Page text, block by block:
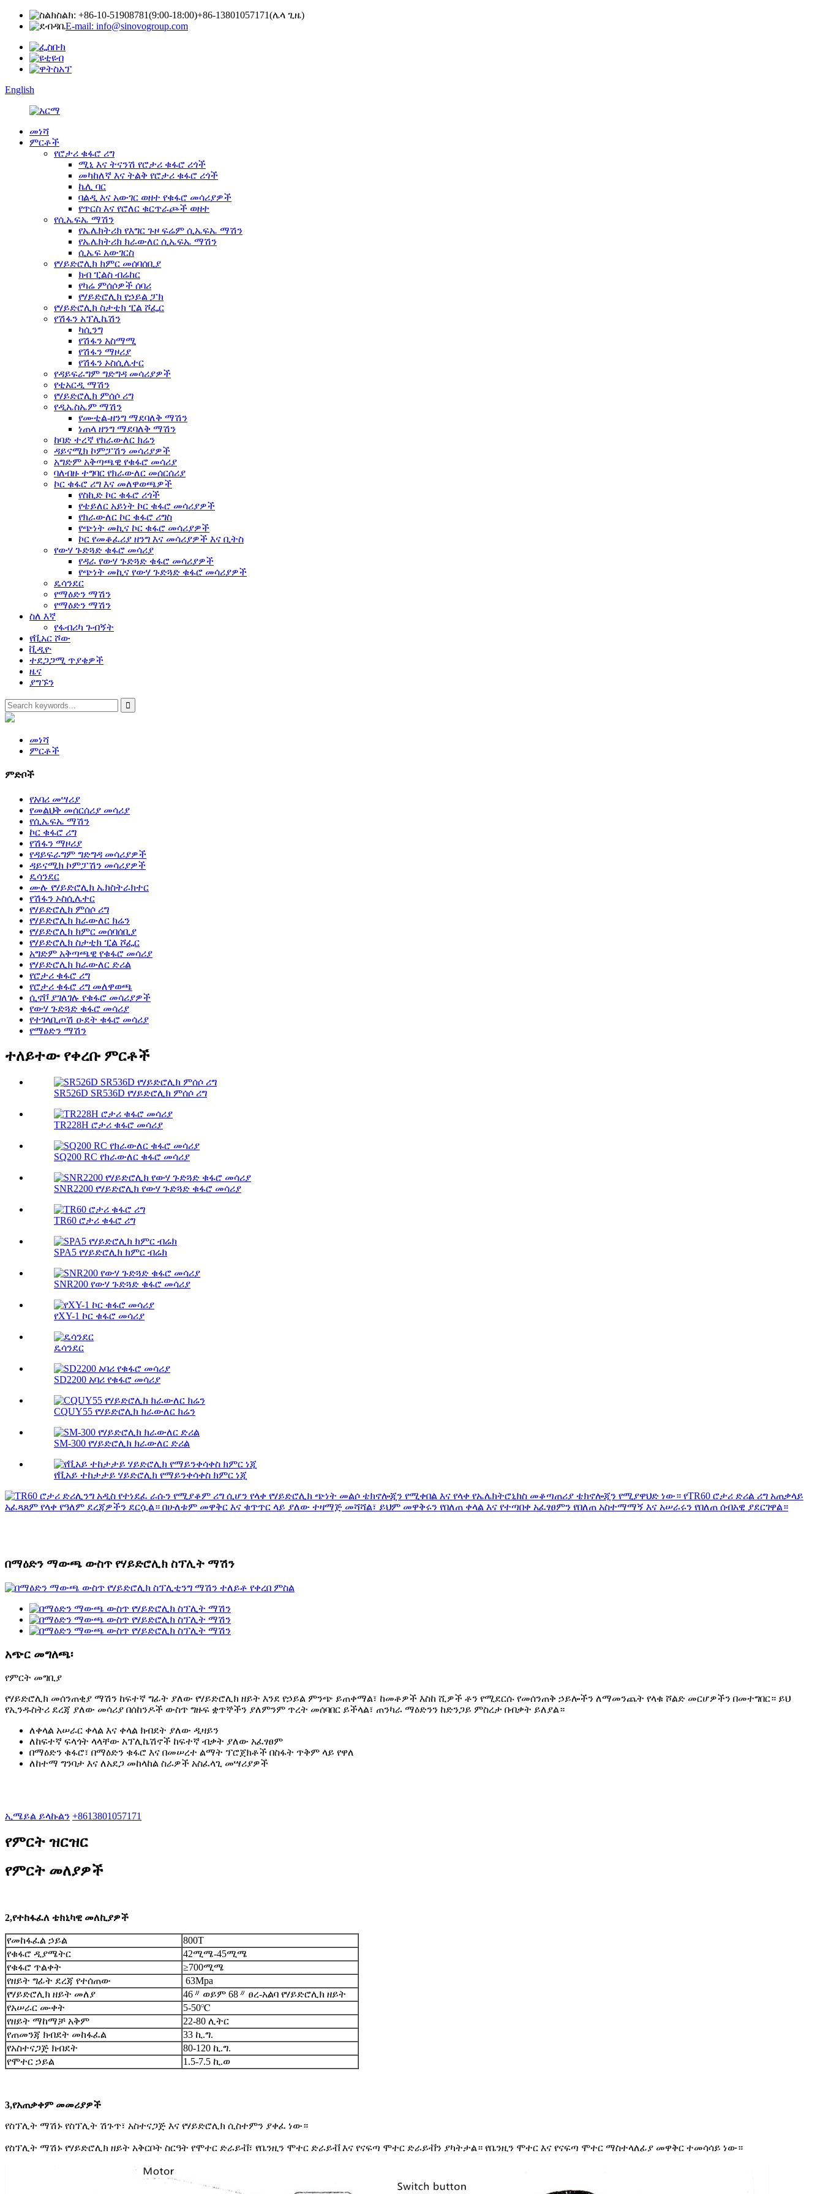
ስልክ: +86-10-51908781(9:00-18:00)+86-13801057171(ሌላ ጊዜ)
E-mail: info@sinovogroup.com
English
መነሻ
ምርቶች
የሮታሪ ቁፋሮ ሪግ
ሚኒ እና ትናንሽ የሮታሪ ቁፋሮ ሪጎች
መካከለኛ እና ትልቅ የሮታሪ ቁፋሮ ሪጎች
ኬሊ ባር
ባልዲ እና አውገር ወዘተ የቁፋሮ መሳሪያዎች
የጥርስ እና የሮለር ቁርጥራጮች ወዘተ
የሲኤፍኤ ማሽን
የኤሌክትሪክ የእግር ጉዞ ፍሬም ሲኤፍኤ ማሽን
የኤሌክትሪክ ክራውለር ሲኤፍኤ ማሽን
ሲኤፍ አውገርስ
የሃይድሮሊክ ክምር መሰባሰቢያ
ክብ ፒልስ ብሬከር
የካሬ ምሰሶዎች ሰባሪ
የሃይድሮሊክ የኃይል ፓክ
የሃይድሮሊክ ስታቲክ ፒል ሾፌር
የሽፋን አፕሊኬሽን
ካሲንግ
የሽፋን አስማሚ
የሽፋን ማዞሪያ
የሽፋን ኦስሲሌተር
የዳይፍራግም ግድግዳ መሳሪያዎች
የቲአርዲ ማሽን
የሃይድሮሊክ ምሰሶ ሪግ
የዲኤስኤም ማሽን
የሙቲል-ዘንግ ማደባለቅ ማሽን
ነጠላ ዘንግ ማደባለቅ ማሽን
ከባድ ተረኛ የክራውለር ክሬን
ዳይናሚክ ኮምፓሽን መሳሪያዎች
አግድም አቅጣጫዊ የቁፋሮ መሳሪያ
ባለብዙ ተግባር የክራውለር መሰርሰሪያ
ኮር ቁፋሮ ሪግ እና መለዋወጫዎች
የስኪድ ኮር ቁፋሮ ሪጎች
የቴይለር አይነት ኮር ቁፋሮ መሳሪያዎች
የክራውለር ኮር ቁፋሮ ሪግስ
የጭነት መኪና ኮር ቁፋሮ መሳሪያዎች
ኮር የመቆፈሪያ ዘንግ እና መሳሪያዎች እና ቢትስ
የውሃ ጉድጓድ ቁፋሮ መሳሪያ
የዳራ የውሃ ጉድጓድ ቁፋሮ መሳሪያዎች
የጭነት መኪና የውሃ ጉድጓድ ቁፋሮ መሳሪያዎች
ዴሳንደር
የማዕድን ማሽን
የማዕድን ማሽን
ስለ እኛ
የፋብሪካ ጉብኝት
የቪአር ሾው
ቪዲዮ
ተደጋጋሚ ጥያቄዎች
ዜና
ያግኙን
መነሻ
ምርቶች
ምድቦች
የአባሪ መሣሪያ
የመልህቅ መሰርሰሪያ መሳሪያ
የሲኤፍኤ ማሽን
ኮር ቁፋሮ ሪግ
የሽፋን ማዞሪያ
የዳይፍራግም ግድግዳ መሳሪያዎች
ዳይናሚክ ኮምፓሽን መሳሪያዎች
ዴሳንደር
ሙሉ የሃይድሮሊክ ኤክስትራክተር
የሽፋን ኦስሲሌተር
የሃይድሮሊክ ምሰሶ ሪግ
የሃይድሮሊክ ክራውለር ክሬን
የሃይድሮሊክ ክምር መሰባሰቢያ
የሃይድሮሊክ ስታቲክ ፒል ሾፌር
አግድም አቅጣጫዊ የቁፋሮ መሳሪያ
የሃይድሮሊክ ክራውለር ድሪል
የሮታሪ ቁፋሮ ሪግ
የሮታሪ ቁፋሮ ሪግ መለዋወጫ
ሲኖቮ ያገለገሉ የቁፋሮ መሳሪያዎች
የውሃ ጉድጓድ ቁፋሮ መሳሪያ
የተገላቢጦሽ ዑደት ቁፋሮ መሳሪያ
የማዕድን ማሽን
ተለይተው የቀረቡ ምርቶች
SR526D SR536D የሃይድሮሊክ ምሰሶ ሪግ
TR228H ሮታሪ ቁፋሮ መሳሪያ
SQ200 RC የክራውለር ቁፋሮ መሳሪያ
SNR2200 የሃይድሮሊክ የውሃ ጉድጓድ ቁፋሮ መሳሪያ
TR60 ሮታሪ ቁፋሮ ሪግ
SPA5 የሃይድሮሊክ ክምር ብሬክ
SNR200 የውሃ ጉድጓድ ቁፋሮ መሳሪያ
የXY-1 ኮር ቁፋሮ መሳሪያ
ዴሳንደር
SD2200 አባሪ የቁፋሮ መሳሪያ
CQUY55 የሃይድሮሊክ ክራውለር ክሬን
SM-300 የሃይድሮሊክ ክራውለር ድሪል
የቪአይ ተከታታይ ሃይድሮሊክ የማይንቀሳቀስ ክምር ነጂ
በማዕድን ማውጫ ውስጥ የሃይድሮሊክ ስፕሊት ማሽን
አጭር መግለጫ፡
የምርት መግቢያ
የሃይድሮሊክ መሰንጠቂያ ማሽን ከፍተኛ ግፊት ያለው የሃይድሮሊክ ዘይት እንደ የኃይል ምንጭ ይጠቀማል፣ ከመቶዎች እስከ ሺዎች ቶን የሚደርሱ የመሰንጠቅ ኃይሎችን ለማመንጨት የላቁ ሾልድ መርሆዎችን በመተግበር። ይህ
የኢንዱስትሪ ደረጃ ያለው መሳሪያ በሰከንዶች ውስጥ ግዙፍ ቋጥኞችን ያለምንም ጥረት መሰባበር ይችላል፣ ጠንካራ ማዕድንን ከድንጋይ ምስረታ በብቃት ይለያል።
ለቀላል አሠራር ቀላል እና ቀላል ክብደት ያለው ዲዛይን
ለከፍተኛ ፍላጎት ላላቸው አፕሊኬሽኖች ከፍተኛ ብቃት ያለው አፈፃፀም
በማዕድን ቁፋሮ፣ በማዕድን ቁፋሮ እና በመሠረተ ልማት ፕሮጀክቶች በስፋት ጥቅም ላይ የዋለ
ለከተማ ግንባታ እና ለአደጋ መከላከል ስራዎች አስፈላጊ መሣሪያዎች
ኢሜይል ይላኩልን +8613801057171
የምርት ዝርዝር
የምርት መለያዎች
2,የተከፋፈለ ቴክኒካዊ መለኪያዎች
የመከፋፈል ኃይል
800T
የቁፋሮ ዲያሜትር
42ሚሜ-45ሚሜ
የቁፋሮ ጥልቀት
≥700ሚሜ
የዘይት ግፊት ደረጃ የተሰጠው
63Mpa
የሃይድሮሊክ ዘይት መለያ
46 〃 ወይም 68 〃 ፀረ-አልባ የሃይድሮሊክ ዘይት
የአሠራር ሙቀት
5-50℃
የዘይት ማከማቻ አቅም
22-80 ሊትር
የጠመንጃ ክብደት መከፋፈል
33 ኪ.ግ.
የአስተናጋጅ ክብደት
80-120 ኪ.ግ.
የሞተር ኃይል
1.5-7.5 ኪ.ወ
3,የአጠቃቀም መመሪያዎች
የስፕሊት ማሽኑ የስፕሊት ሽጉጥ፣ አስተናጋጅ እና የሃይድሮሊክ ሲስተምን ያቀፈ ነው።
የስፕሊት ማሽኑ የሃይድሮሊክ ዘይት አቅርቦት ስርዓት የሞተር ድራይቭ፣ የቤንዚን ሞተር ድራይቭ እና የናፍጣ ሞተር ድራይቭን ያካትታል። የቤንዚን ሞተር እና የናፍጣ ሞተር ማስተላለፊያ መዋቅር ተመሳሳይ ነው።